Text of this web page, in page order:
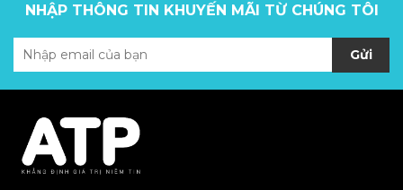
NHẬP THÔNG TIN KHUYẾN MÃI TỪ CHÚNG TÔI
Gửi